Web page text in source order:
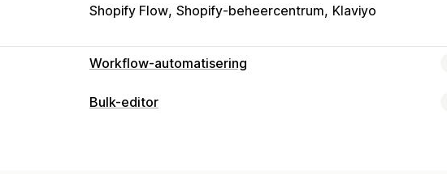
Shopify Flow Shopify-beheercentrum Klaviyo
Workflow-automatisering
Automatiseringstaken
Bulk-editor